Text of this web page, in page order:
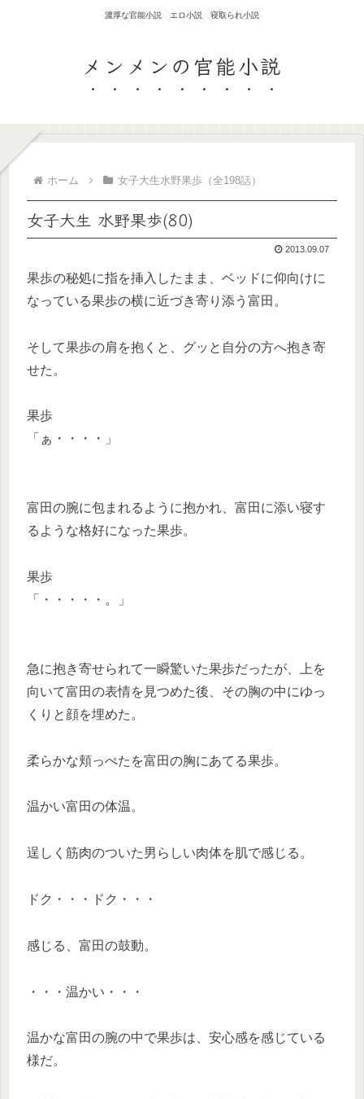
濃厚な官能小説 エロ小説 寝取られ小説
メンメンの官能小説
ホーム 女子大生水野果歩（全198話）
女子大生 水野果歩(80)
2013.09.07
果歩の秘処に指を挿入したまま、ベッドに仰向けに
なっている果歩の横に近づき寄り添う富田。
そして果歩の肩を抱くと、グッと自分の方へ抱き寄
せた。
果歩
「ぁ・・・・」
富田の腕に包まれるように抱かれ、富田に添い寝す
るような格好になった果歩。
果歩
「・・・・・。」
急に抱き寄せられて一瞬驚いた果歩だったが、上を
向いて富田の表情を見つめた後、その胸の中にゆっ
くりと顔を埋めた。
柔らかな頬っぺたを富田の胸にあてる果歩。
温かい富田の体温。
逞しく筋肉のついた男らしい肉体を肌で感じる。
ドク・・・ドク・・・
感じる、富田の鼓動。
・・・温かい・・・
温かな富田の腕の中で果歩は、安心感を感じている
様だ。